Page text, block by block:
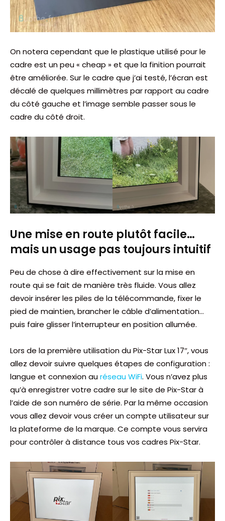
On notera cependant que le plastique utilisé pour le
cadre est un peu « cheap » et que la finition pourrait
être améliorée. Sur le cadre que j’ai testé, l’écran est
décalé de quelques millimètres par rapport au cadre
du côté gauche et l’image semble passer sous le
cadre du côté droit.
Une mise en route plutôt facile…
mais un usage pas toujours intuitif
Peu de chose à dire effectivement sur la mise en
route qui se fait de manière très fluide. Vous allez
devoir insérer les piles de la télécommande, fixer le
pied de maintien, brancher le câble d’alimentation…
puis faire glisser l’interrupteur en position allumée.
Lors de la première utilisation du Pix-Star Lux 17″, vous
allez devoir suivre quelques étapes de configuration :
langue et connexion auréseau WiFi. Vous n’avez plus
qu’à enregistrer votre cadre sur le site de Pix-Star à
l’aide de son numéro de série. Par la même occasion
vous allez devoir vous créer un compte utilisateur sur
la plateforme de la marque. Ce compte vous servira
pour contrôler à distance tous vos cadres Pix-Star.